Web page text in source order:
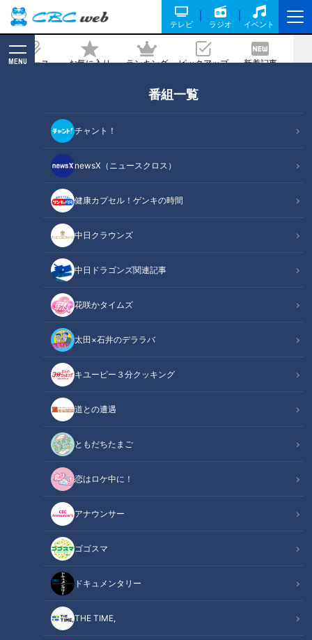
テレビ ラジオ イベント
ニュース お気に入り ランキング ピックアップ 新着記事
MENU
番組一覧
チャント！
newsX（ニュースクロス）
健康カプセル！ゲンキの時間
中日クラウンズ
中日ドラゴンズ関連記事
花咲かタイムズ
太田×石井のデララバ
キユーピー３分クッキング
道との遭遇
ともだちたまご
恋はロケ中に！
アナウンサー
ゴゴスマ
ドキュメンタリー
THE TIME,
作り方【キユーピー３分クッキング】
記事に戻る
CBCテレビ：画像『キユーピー3分クッキング』
この記事の画像
この記事を見たあなたへのおすすめ